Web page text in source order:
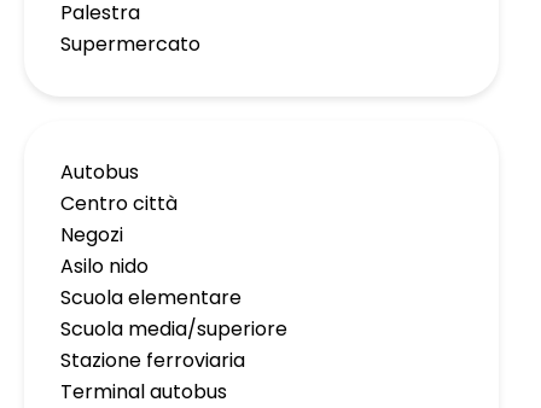
Palestra
Supermercato
Autobus
Centro città
Negozi
Asilo nido
Scuola elementare
Scuola media/superiore
Stazione ferroviaria
Terminal autobus